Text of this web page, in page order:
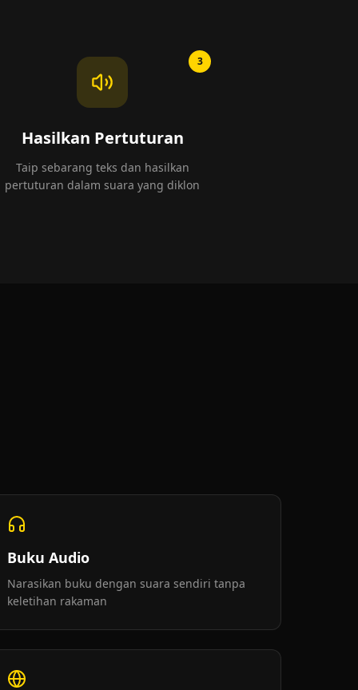
3
Hasilkan Pertuturan
Taip sebarang teks dan hasilkan
pertuturan dalam suara yang diklon
Buku Audio
Narasikan buku dengan suara sendiri tanpa
keletihan rakaman